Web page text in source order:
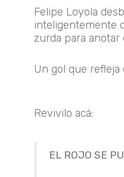
Felipe Loyola
inteligentemente
zurda para anotar
Un gol que
Revivilo acá:
EL ROJO SE